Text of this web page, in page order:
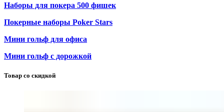
Наборы для покера 500 фишек
Покерные наборы Poker Stars
Мини гольф для офиса
Мини гольф с дорожкой
Товар со скидкой